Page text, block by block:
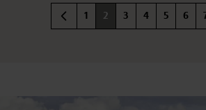
1 2 3 4 5 6